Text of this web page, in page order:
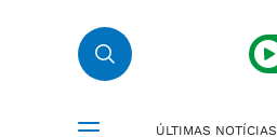
ÚLTIMAS NOTÍCIAS